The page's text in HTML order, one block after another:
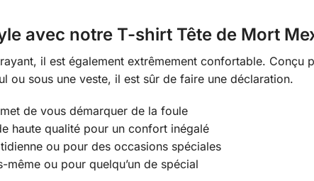
avec notre T-shirt Tête de Mort
il est également extrêmement confortable.
ou sous une veste, il est sûr de faire une déclaration.
de vous démarquer de la foule
haute qualité pour un confort inégalé
ou pour des occasions spéciales
ou pour quelqu’un de spécial